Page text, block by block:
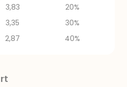
3,83
20%
3,35
30%
2,87 40%